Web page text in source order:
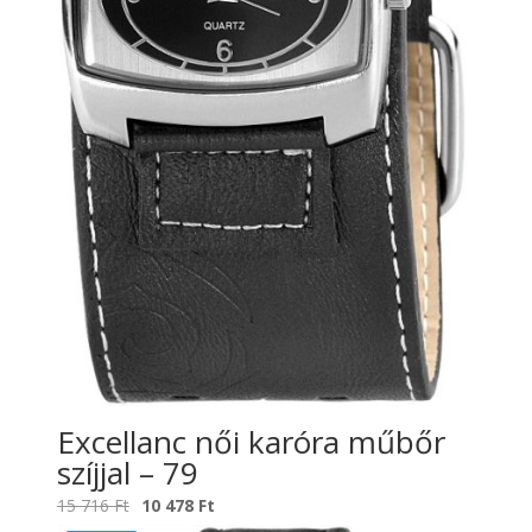
Excellanc női karóra műbőr
szíjjal – 79
15 716Ft Original
10 478 Ft